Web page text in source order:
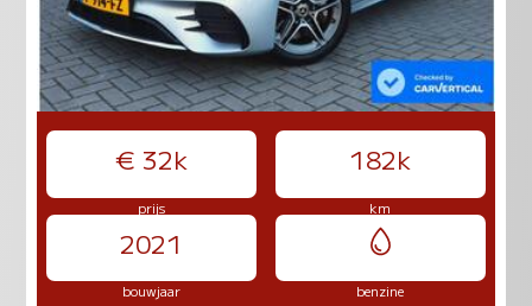
€ 32k 182k
prijs km
2021
bouwjaar benzine